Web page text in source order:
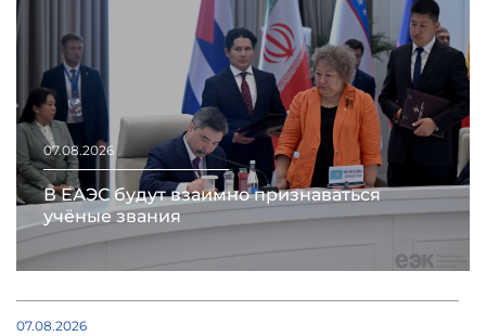
07.08.2026
В ЕАЭС будут взаимно признаваться
учёные звания
07.08.2026